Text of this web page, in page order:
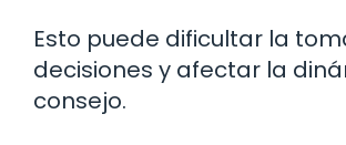
Esto puede dificultar la
decisiones y afectar la
consejo.